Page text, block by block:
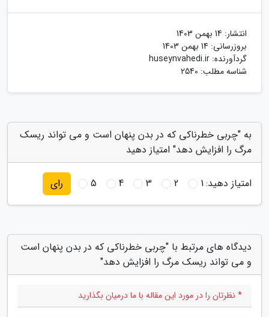
انتشار: 14 بهمن 1403
بروزرسانی: 14 بهمن 1403
گردآورنده: huseynvahedi.ir
شناسه مطلب: 2540
به "چربی خطرناکی که در بدن پنهان است و می تواند ریسک
مرگ را افزایش دهد" امتیاز دهید
امتیاز دهید:1
2
3
4
5 رای
دیدگاه های مرتبط با "چربی خطرناکی که در بدن پنهان است
و می تواند ریسک مرگ را افزایش دهد"
* نظرتان را در مورد این مقاله با ما درمیان بگذارید